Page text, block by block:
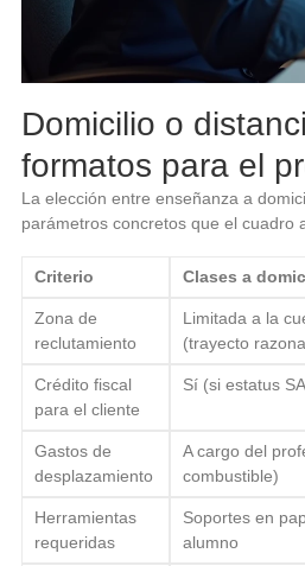
Domicilio o
formatos para el
La elección entre enseñanza a
parámetros concretos que el cuadro
Criterio Clases a
Zona de
reclutamiento
Limitada a la
(trayecto
Crédito fiscal
para el cliente
Sí (si estatus
Gastos de
desplazamiento
A cargo del
combustible)
Herramientas
requeridas
Soportes en
alumno